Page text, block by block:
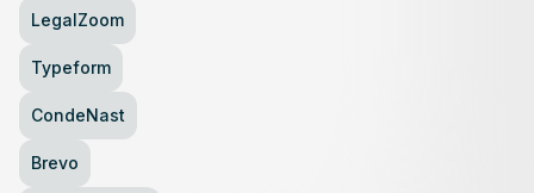
LegalZoom
Typeform
CondeNast
Brevo